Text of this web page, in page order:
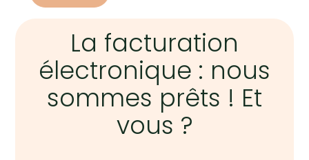
La facturation
électronique : nous
sommes prêts ! Et
vous ?